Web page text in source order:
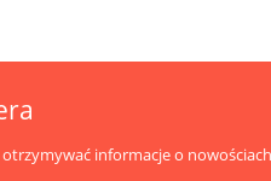
otrzymywać informacje o